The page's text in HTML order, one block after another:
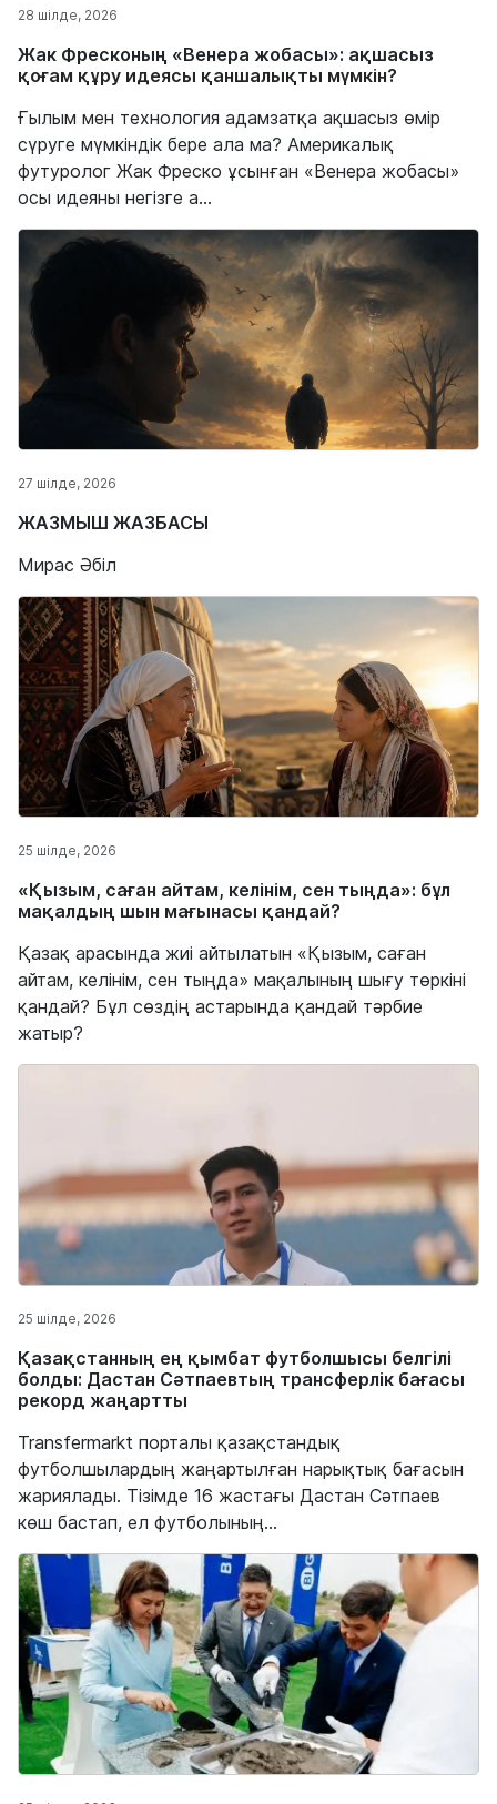
28 шілде, 2026
Жак Фресконың «Венера жобасы»: ақшасыз
қоғам құру идеясы қаншалықты мүмкін?
Ғылым мен технология адамзатқа ақшасыз өмір
сүруге мүмкіндік бере ала ма? Америкалық
футуролог Жак Фреско ұсынған «Венера жобасы»
осы идеяны негізге а...
27 шілде, 2026
ЖАЗМЫШ ЖАЗБАСЫ
Мирас Әбіл
25 шілде, 2026
«Қызым, саған айтам, келінім, сен тыңда»: бұл
мақалдың шын мағынасы қандай?
Қазақ арасында жиі айтылатын «Қызым, саған
айтам, келінім, сен тыңда» мақалының шығу төркіні
қандай? Бұл сөздің астарында қандай тәрбие
жатыр?
25 шілде, 2026
Қазақстанның ең қымбат футболшысы белгілі
болды: Дастан Сәтпаевтың трансферлік бағасы
рекорд жаңартты
Transfermarkt порталы қазақстандық
футболшылардың жаңартылған нарықтық бағасын
жариялады. Тізімде 16 жастағы Дастан Сәтпаев
көш бастап, ел футболының...